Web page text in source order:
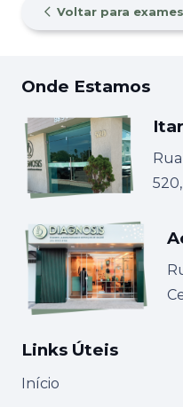
Voltar para exames
Onde Estamos
Links Úteis
Início